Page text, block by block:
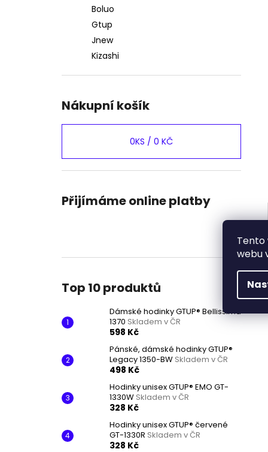
Tento
webu
Boluo
Gtup
Jnew
Kizashi
Nákupní košík
0KS / 0 KČ
Přijímáme online platby
Top 10 produktů
Dámské hodinky GTUP® Bellissima
1370 Skladem v ČR
598 Kč
Pánské, dámské hodinky GTUP®
Legacy 1350-BW Skladem v ČR
498 Kč
Hodinky unisex GTUP® EMO GT-
1330W Skladem v ČR
328 Kč
Hodinky unisex GTUP® červené
GT-1330R Skladem v ČR
328 Kč